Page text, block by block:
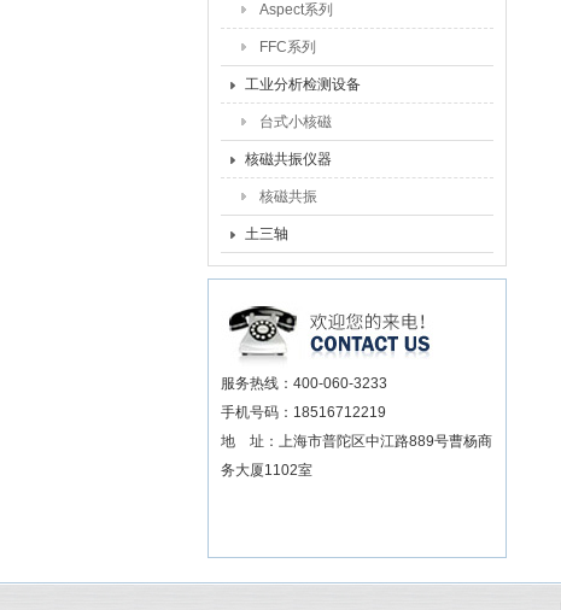
Aspect系列
FFC系列
工业分析检测设备
台式小核磁
核磁共振仪器
核磁共振
土三轴
服务热线：400-060-3233
手机号码：18516712219
地 址：上海市普陀区中江路889号曹杨商
务大厦1102室